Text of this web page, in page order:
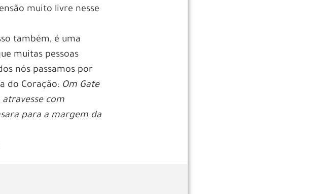
muito livre nesse
também, é uma
muitas pessoas
nós passamos por
do Coração: Om Gate
atravesse com
para a margem da